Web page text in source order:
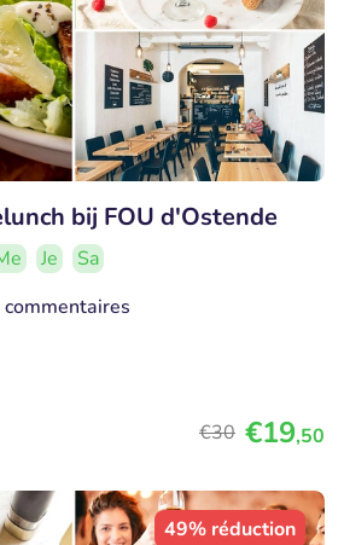
bij FOU d'Ostende
Je
Sa
€30 €19,50
49% réduction